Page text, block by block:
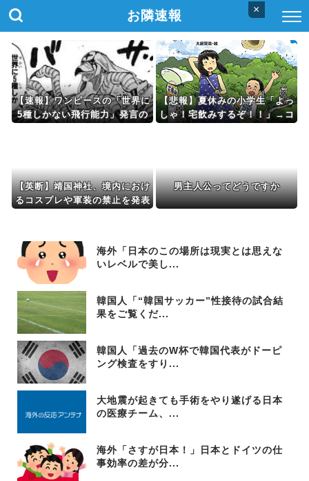
×
お隣速報
【速報】ワンピースの「世界に
5種しかない飛行能力」発言の
【悲報】夏休みの小学生「よっ
しゃ！宅飲みするぞ！！」→コ
【英断】靖国神社、境内におけ
るコスプレや軍装の禁止を発表
男主人公ってどうですか
海外「日本のこの場所は現実とは思えな
いレベルで美し...
韓国人「“韓国サッカー”性接待の試合結
果をご覧くだ...
韓国人「過去のW杯で韓国代表がドーピ
ング検査をすり...
大地震が起きても手術をやり遂げる日本
の医療チーム、...
海外「さすが日本！」日本とドイツの仕
事効率の差が分...